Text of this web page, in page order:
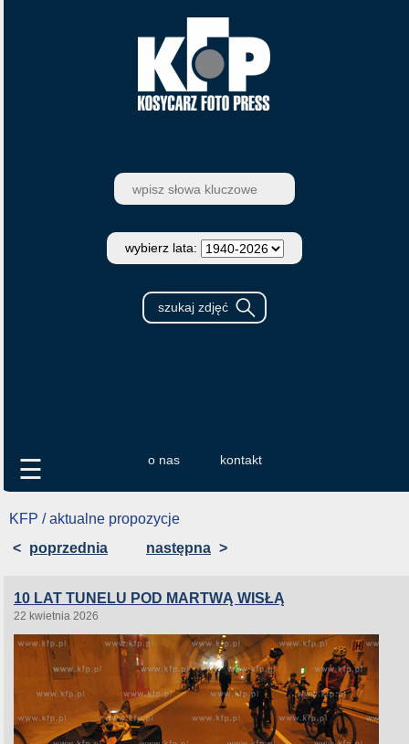
wybierz lata:
o nas kontakt
☰
KFP / aktualne propozycje
< poprzednia następna >
10 LAT TUNELU POD MARTWĄ WISŁĄ
22 kwietnia 2026